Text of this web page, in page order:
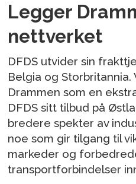
Legger
nettverket
DFDS utvider sin
Belgia og
Drammen som en
DFDS sitt tilbud på
bredere spekter av
noe som gir tilgang til
markeder og
transportforbindelser